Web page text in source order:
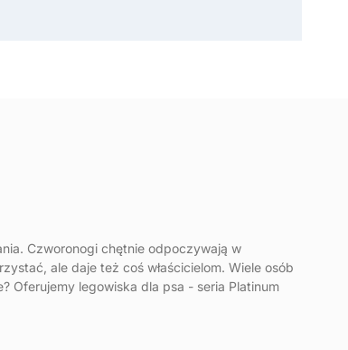
Czworonogi chętnie odpoczywają w
ale daje też coś właścicielom. Wiele osób
Oferujemy legowiska dla psa - seria Platinum